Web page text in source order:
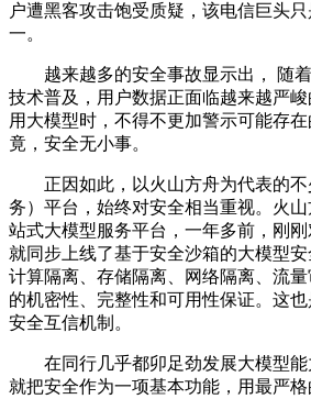
户遭黑客攻击饱受质疑，该电信巨头
一。
越来越多的安全事故显示出， 随着
技术普及，用户数据正面临越来越严
用大模型时，不得不更加警示可能存
竟，安全无小事。
正因如此，以火山方舟为代表的不
务）平台，始终对安全相当重视。火
站式大模型服务平台，一年多前，刚
就同步上线了基于安全沙箱的大模型
计算隔离、存储隔离、网络隔离、流
的机密性、完整性和可用性保证。这
安全互信机制。
在同行几乎都卯足劲发展大模型能
就把安全作为一项基本功能，用最严